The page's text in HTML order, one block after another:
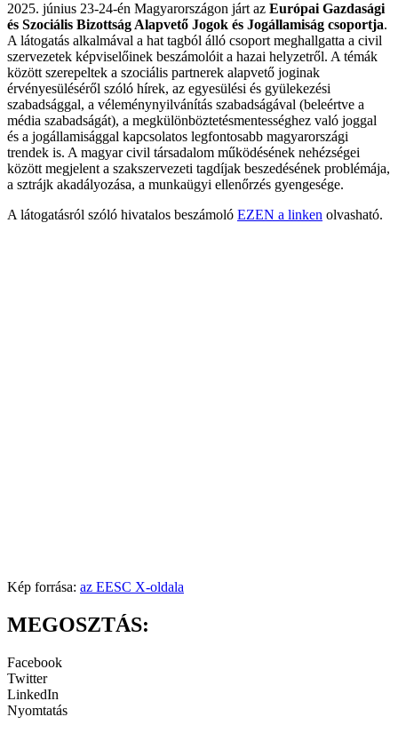
2025. június 23-24-én Magyarországon járt az Európai Gazdasági
és Szociális Bizottság Alapvető Jogok és Jogállamiság csoportja.
A látogatás alkalmával a hat tagból álló csoport meghallgatta a civil
szervezetek képviselőinek beszámolóit a hazai helyzetről. A témák
között szerepeltek a szociális partnerek alapvető joginak
érvényesüléséről szóló hírek, az egyesülési és gyülekezési
szabadsággal, a véleménynyilvánítás szabadságával (beleértve a
média szabadságát), a megkülönböztetésmentességhez való joggal
és a jogállamisággal kapcsolatos legfontosabb magyarországi
trendek is. A magyar civil társadalom működésének nehézségei
között megjelent a szakszervezeti tagdíjak beszedésének problémája,
a sztrájk akadályozása, a munkaügyi ellenőrzés gyengesége.
A látogatásról szóló hivatalos beszámoló EZEN a linken olvasható.
Kép forrása: az EESC X-oldala
MEGOSZTÁS:
Facebook
Twitter
LinkedIn
Nyomtatás